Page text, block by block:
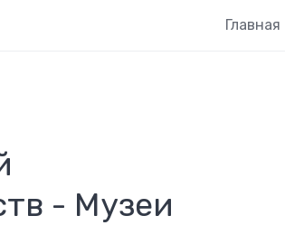
Главная
- Музеи